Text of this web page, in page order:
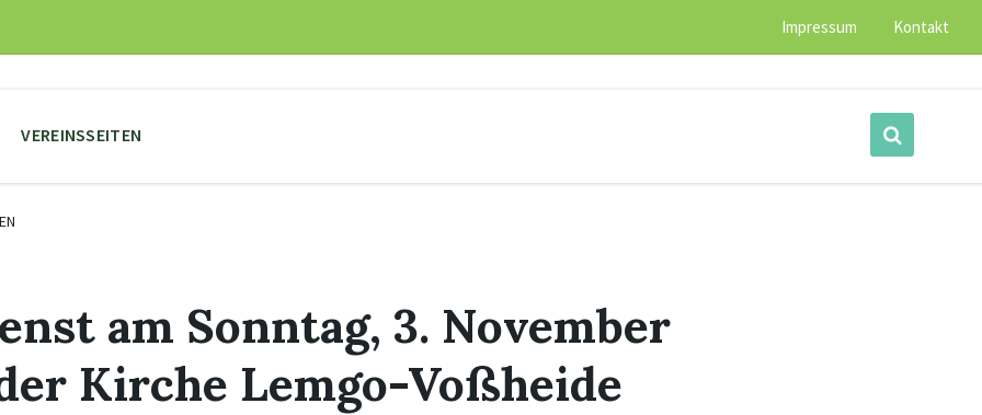
Impressum Kontakt
VEREINSSEITEN
am Sonntag, 3. November
Kirche Lemgo-Voßheide